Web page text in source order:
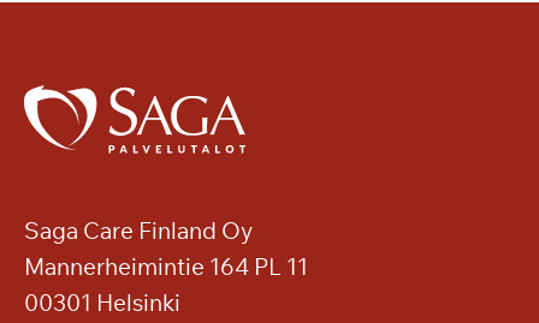
Saga Care Finland Oy
Mannerheimintie 164 PL 11
00301 Helsinki